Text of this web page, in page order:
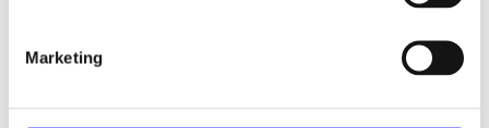
Marketing
Artikler